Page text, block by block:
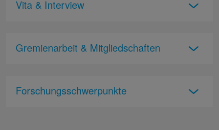
Vita & Interview
Gremienarbeit & Mitgliedschaften
Forschungsschwerpunkte